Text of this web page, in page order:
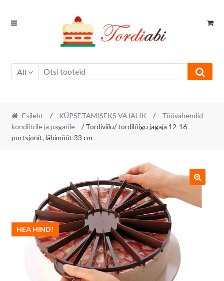
Skip
Skip
All
Esileht / KÜPSETAMISEKS VAJALIK /
Töövahendid
kondiitrile ja pagarile
/ Tordiviilu/ tordilõigu jagaja 12-16
portsjonit, läbimõõt 33 cm
HEA HIND!